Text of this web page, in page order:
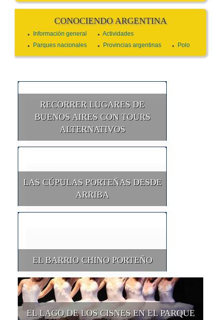
CONOCIENDO ARGENTINA
Información general
Actividades
Parques nacionales
Provincias argentinas Polo
RECORRER LUGARES DE
BUENOS AIRES CON TOURS
ALTERNATIVOS
LAS CÚPULAS PORTEÑAS DESDE
ARRIBA
EL BARRIO CHINO PORTEÑO
EL LAGO DE LOS CISNES EN EL PARQUE